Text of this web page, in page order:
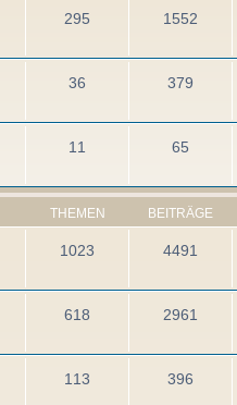
295 1552
36 379
11 65
THEMEN BEITRÄGE
1023 4491
618 2961
113 396